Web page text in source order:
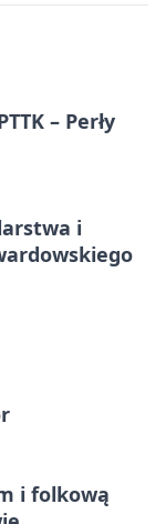
– Perły
i
i folkową